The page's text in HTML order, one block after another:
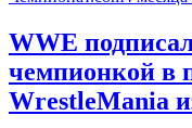
WWE
чемпионкой в
WrestleMania